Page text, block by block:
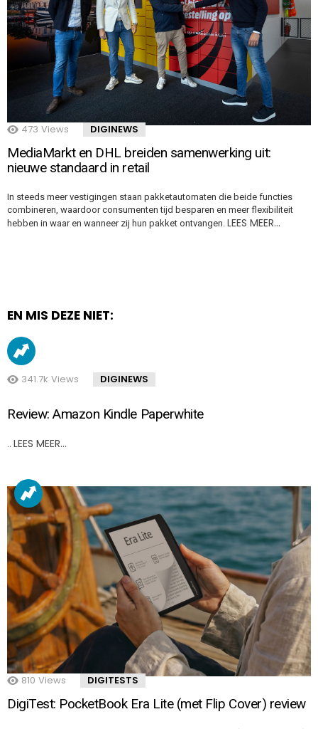
473 Views DIGINEWS
MediaMarkt en DHL breiden samenwerking uit:
nieuwe standaard in retail
In steeds meer vestigingen staan pakketautomaten die beide functies
combineren, waardoor consumenten tijd besparen en meer flexibiliteit
hebben in waar en wanneer zij hun pakket ontvangen. LEES MEER…
EN MIS DEZE NIET:
341.7k Views DIGINEWS
Review: Amazon Kindle Paperwhite
LEES MEER…
810 Views DIGITESTS
DigiTest: PocketBook Era Lite (met Flip Cover) review